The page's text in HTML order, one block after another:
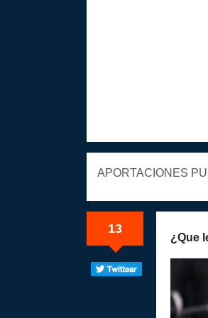
APORTACIONES
13
¿Que